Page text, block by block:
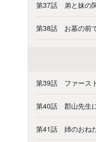
第37話 弟と妹の
第38話 お墓の前
第39話 ファース
第40話 郡山先生
第41話 姉のおね